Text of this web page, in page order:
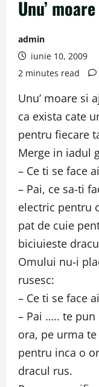
Unu’
admin
iunie 10, 2009
2 minutes read
Unu’ moare si
ca exista cate
pentru fiecare
Merge in iadul
– Ce ti se face
– Pai, ce sa-ti
electric pentru
pat de cuie
biciuieste
Omului nu-i
rusesc:
– Ce ti se face
– Pai ….. te
ora, pe urma
pentru inca o
dracul rus.